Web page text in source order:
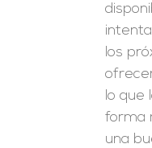
los
lo que
forma
una